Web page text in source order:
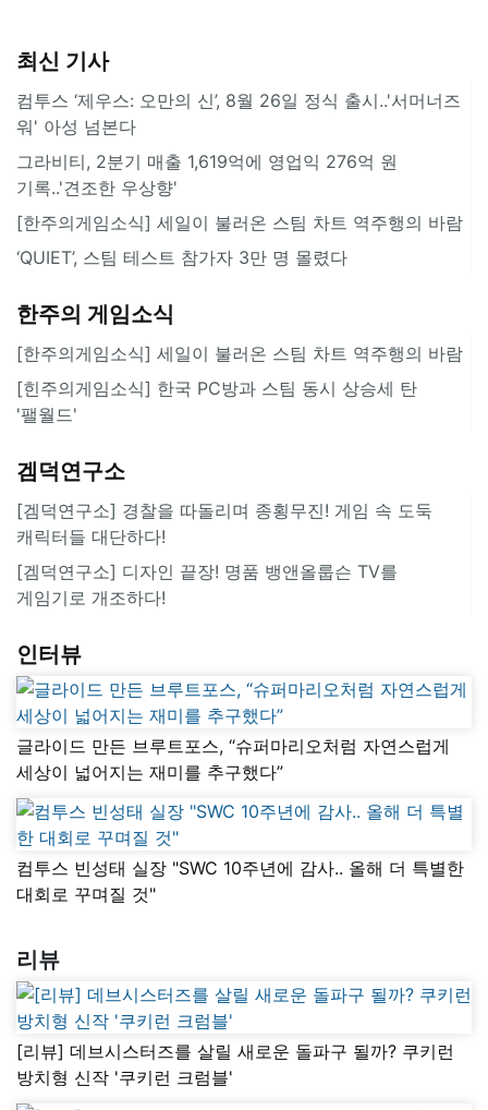
최신 기사
컴투스 ‘제우스: 오만의 신’, 8월 26일 정식 출시..'서머너즈
워' 아성 넘본다
그라비티, 2분기 매출 1,619억에 영업익 276억 원
기록..'견조한 우상향'
[한주의게임소식] 세일이 불러온 스팀 차트 역주행의 바람
‘QUIET’, 스팀 테스트 참가자 3만 명 몰렸다
한주의 게임소식
[한주의게임소식] 세일이 불러온 스팀 차트 역주행의 바람
[힌주의게임소식] 한국 PC방과 스팀 동시 상승세 탄
'팰월드'
겜덕연구소
[겜덕연구소] 경찰을 따돌리며 종횡무진! 게임 속 도둑
캐릭터들 대단하다!
[겜덕연구소] 디자인 끝장! 명품 뱅앤올룹슨 TV를
게임기로 개조하다!
인터뷰
글라이드 만든 브루트포스, “슈퍼마리오처럼 자연스럽게
세상이 넓어지는 재미를 추구했다”
컴투스 빈성태 실장 "SWC 10주년에 감사.. 올해 더 특별한
대회로 꾸며질 것"
리뷰
[리뷰] 데브시스터즈를 살릴 새로운 돌파구 될까? 쿠키런
방치형 신작 '쿠키런 크럼블'